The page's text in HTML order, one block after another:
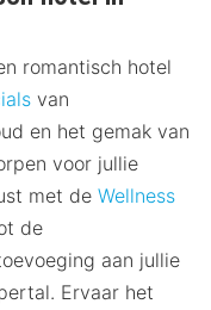
romantisch hotel
van
en het gemak van
voor jullie
met de Wellness
de
aan jullie
Ervaar het